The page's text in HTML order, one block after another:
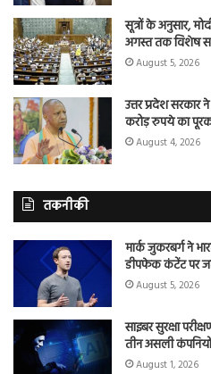
सूत्रों के अनुसार,
अगस्त तक विशेष
August 5, 2026
उत्तर प्रदेश
करोड़ रुपये का
August 4, 2026
तकनीकी
मार्क जुकरबर्ग ने
डीपफेक कंटेंट पर
August 5, 2026
साइबर सुरक्षा
तीन असली
August 1, 2026